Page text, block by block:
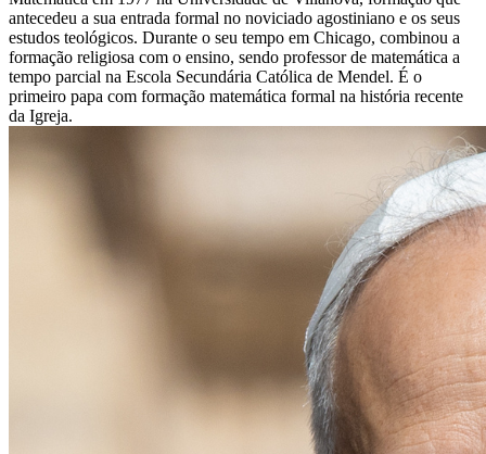
antecedeu a sua entrada formal no noviciado agostiniano e os seus
estudos teológicos. Durante o seu tempo em Chicago, combinou a
formação religiosa com o ensino, sendo professor de matemática a
tempo parcial na Escola Secundária Católica de Mendel. É o
primeiro papa com formação matemática formal na história recente
da Igreja.